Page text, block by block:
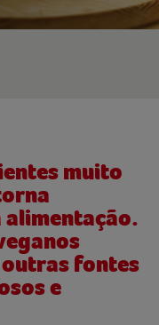
muito
alimentação.
fontes
e